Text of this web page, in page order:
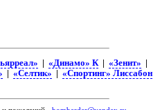
| «Динамо» К| «Зенит» |
| «Селтик» | «Спортинг» Лиссабон